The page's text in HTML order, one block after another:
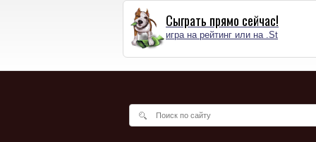
Сыграть прямо сейчас!
игра на рейтинг или на .St